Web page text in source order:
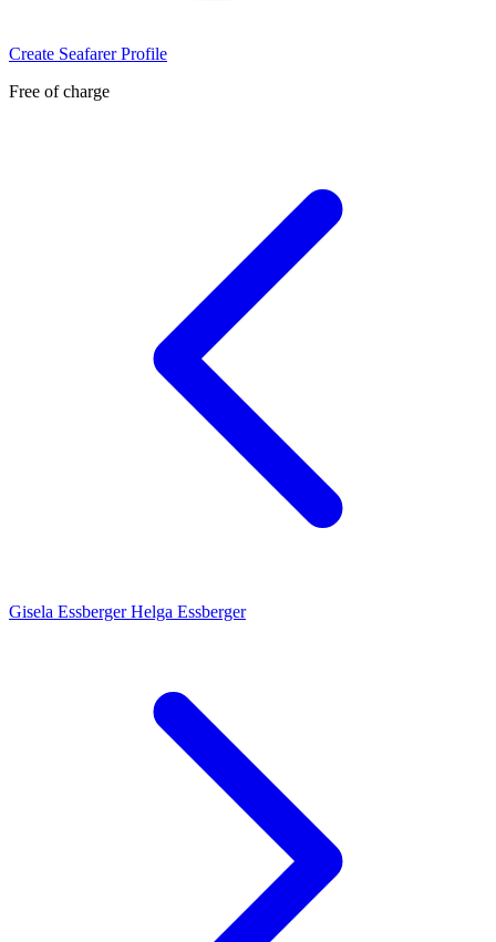
Create Seafarer Profile
Free of charge
Gisela Essberger Helga Essberger